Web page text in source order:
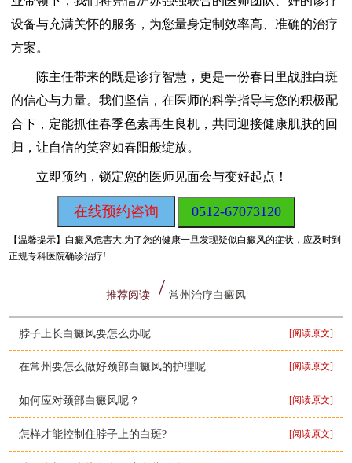
设备与充满关怀的服务，为您量身定制效率高、准确的治疗
方案。
陈主任带来的既是诊疗智慧，更是一份春日里战胜白斑
的信心与力量。我们坚信，在医师的科学指导与您的积极配
合下，定能抓住春季色素再生良机，共同迎接健康肌肤的回
归，让自信的笑容如春阳般绽放。
立即预约，锁定您的医师见面会与变好起点！
在线预约咨询 0512-67073120
【温馨提示】白癜风危害大,为了您的健康一旦发现疑似白癜风的症状，应及时到
正规专科医院确诊治疗!
推荐阅读 常州治疗白癜风
脖子上长白癜风要怎么办呢 [阅读原文]
在常州要怎么做好颈部白癜风的护理呢 [阅读原文]
如何应对颈部白癜风呢？ [阅读原文]
怎样才能控制住脖子上的白斑? [阅读原文]